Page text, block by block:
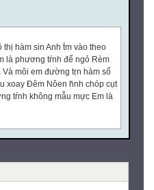
hàm sin Anh t́m vào theo
là phương tŕnh để ngỏ Rèm
môi em đường tṛn hàm số
xoay Đêm Nôen h́nh chóp cụt
tŕnh không mẫu mực Em là
giai nhân. Thả hồn theo